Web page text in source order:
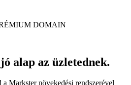
DOMAIN
alap az üzletednek.
Markster növekedési rendszerével